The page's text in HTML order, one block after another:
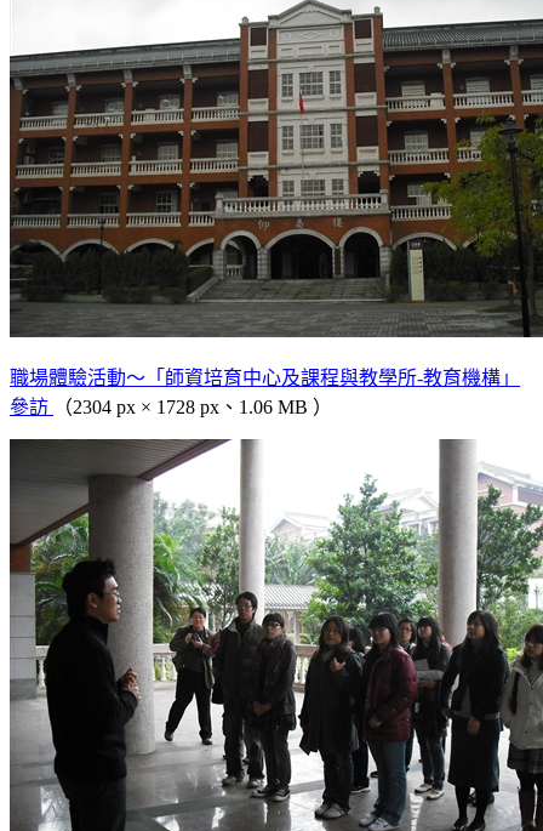
職場體驗活動～「師資培育中心及課程與教學所-教育機構」
參訪
（2304 px × 1728 px、1.06 MB ）